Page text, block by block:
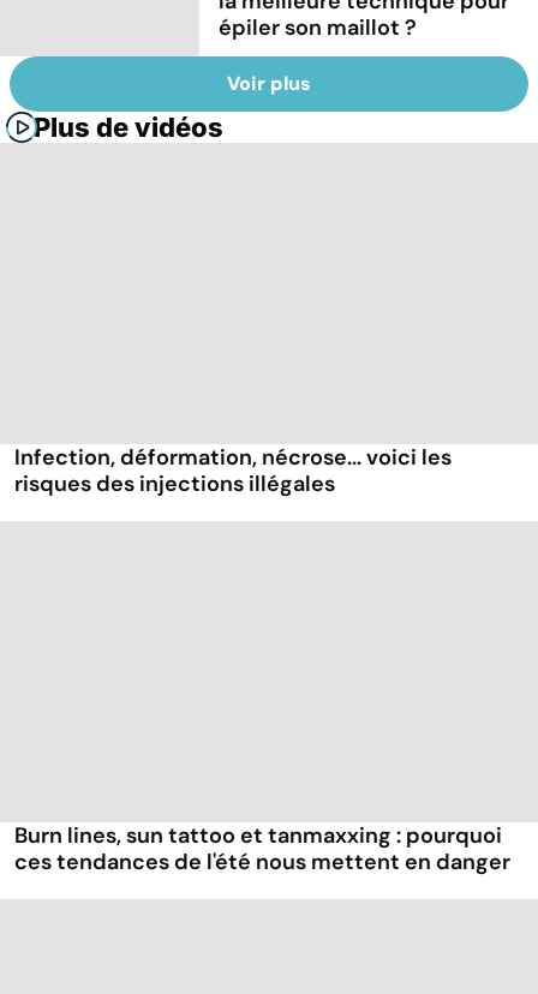
épiler son maillot ?
Voir plus
Plus de vidéos
Infection, déformation, nécrose... voici les
risques des injections illégales
Burn lines, sun tattoo et tanmaxxing : pourquoi
ces tendances de l'été nous mettent en danger